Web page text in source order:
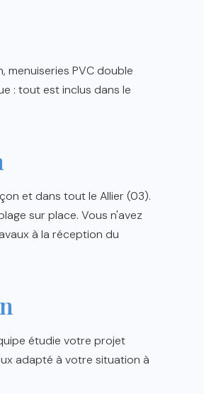
menuiseries PVC double
: tout est inclus dans le
et dans tout le Allier (03).
sur place. Vous n'avez
à la réception du
étudie votre projet
adapté à votre situation à